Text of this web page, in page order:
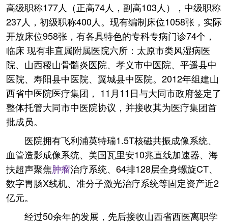
高级职称177人（正高74人，副高103人），中级职称
237人，初级职称400人。现有编制床位1058张，实际
开放床位958张，有各具特色的专科专病门诊74个，
临床 现有非直属附属医院六所：太原市类风湿病医
院、山西稷山骨髓炎医院、孝义市中医院、平遥县中
医院、寿阳县中医院、翼城县中医院。2012年组建山
西省中医院医疗集团， 11月11日与大同市政府签定了
整体托管大同市中医院协议，并接收其为医疗集团首
批成员。
医院拥有飞利浦英特瑞1.5T核磁共振成像系统、
血管造影成像系统、美国瓦里安10兆直线加速器、海
扶超声聚焦肿瘤治疗系统、64排128层全身螺旋CT、
数字胃肠X线机、准分子激光治疗系统等固定资产近2
亿元。
经过50余年的发展，先后接收山西省西医离职学